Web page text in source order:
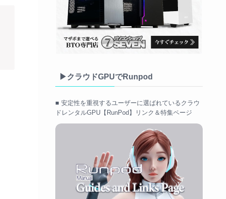
▶クラウドGPUでRunpod
■ 安定性を重視するユーザーに選ばれているクラウ
ドレンタルGPU【RunPod】リンク＆特集ページ